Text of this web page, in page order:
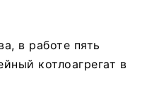
в работе пять
котлоагрегат в